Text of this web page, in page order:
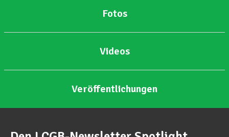
Fotos
Videos
Veröffentlichungen